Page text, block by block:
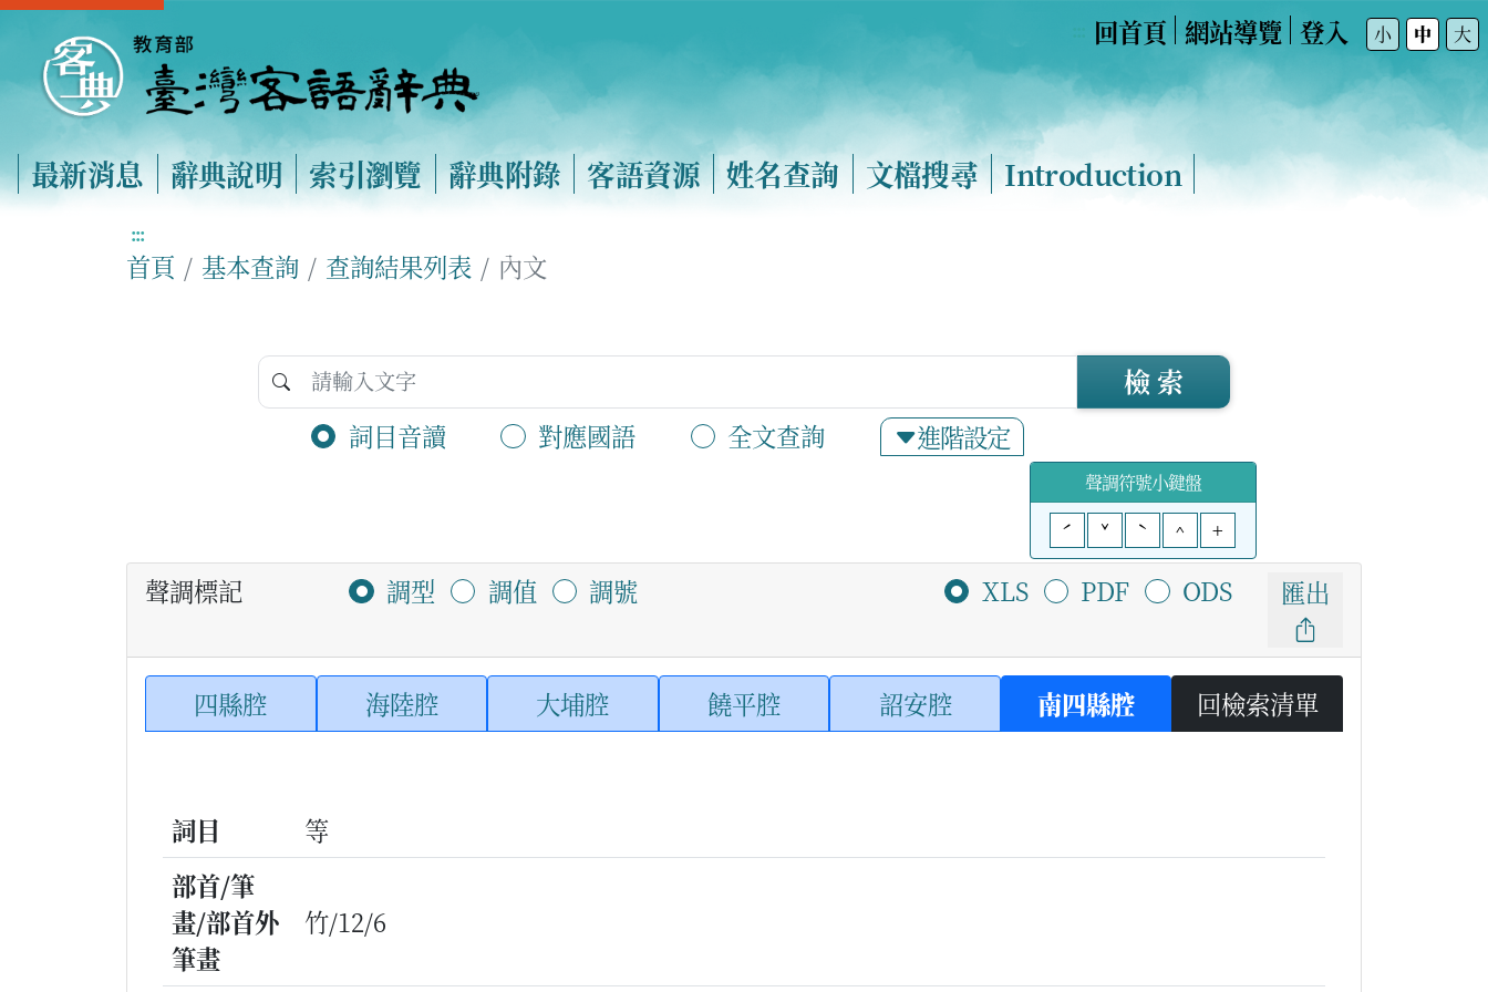
回首頁 網站導覽 登入 小 中 大
最新消息 辭典說明 索引瀏覽 辭典附錄 客語資源 姓名查詢 文檔搜尋 Introduction
:::
首頁 基本查詢 查詢結果列表 內文
詞目音讀 對應國語 全文查詢 進階設定
檢 索
聲調符號小鍵盤
ˊ
ˇ ˋ ^ +
聲調標記 調型 調值 調號 XLS PDF ODS 匯出
四縣腔 海陸腔 大埔腔 饒平腔 詔安腔 南四縣腔 回檢索清單
詞目
等
部首/筆
畫/部首外
筆畫
竹/12/6